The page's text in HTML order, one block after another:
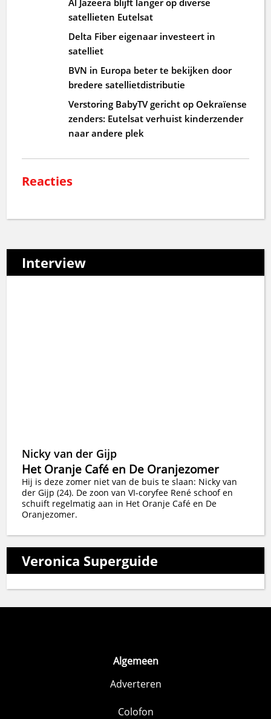
satellieten Eutelsat
Delta Fiber eigenaar investeert in
satelliet
BVN in Europa beter te bekijken door
bredere satellietdistributie
Verstoring BabyTV gericht op Oekraïense
zenders: Eutelsat verhuist kinderzender
naar andere plek
Reacties
Interview
Nicky van der Gijp
Het Oranje Café en De Oranjezomer
Hij is deze zomer niet van de buis te slaan: Nicky van
der Gijp (24). De zoon van VI-coryfee René schoof en
schuift regelmatig aan in Het Oranje Café en De
Oranjezomer.
Veronica Superguide
Algemeen
Adverteren
Colofon